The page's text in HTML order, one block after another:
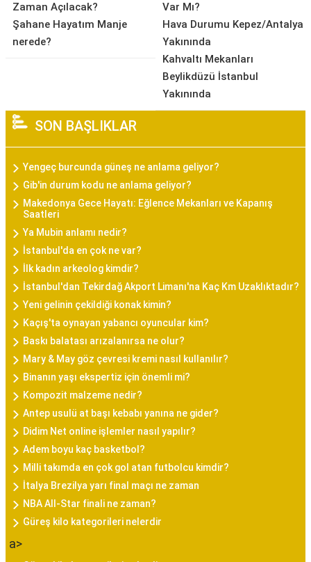
Zaman Açılacak?
Şahane Hayatım Manje
nerede?
Var Mı?
Hava Durumu Kepez/Antalya
Yakınında
Kahvaltı Mekanları
Beylikdüzü İstanbul
Yakınında
SON BAŞLIKLAR
Yengeç burcunda güneş ne anlama geliyor?
Gib'in durum kodu ne anlama geliyor?
Makedonya Gece Hayatı: Eğlence Mekanları ve Kapanış
Saatleri
Ya Mubin anlamı nedir?
İstanbul'da en çok ne var?
İlk kadın arkeolog kimdir?
İstanbul'dan Tekirdağ Akport Limanı'na Kaç Km Uzaklıktadır?
Yeni gelinin çekildiği konak kimin?
Kaçış'ta oynayan yabancı oyuncular kim?
Baskı balatası arızalanırsa ne olur?
Mary & May göz çevresi kremi nasıl kullanılır?
Binanın yaşı ekspertiz için önemli mi?
Kompozit malzeme nedir?
Antep usulü at başı kebabı yanına ne gider?
Didim Net online işlemler nasıl yapılır?
Adem boyu kaç basketbol?
Milli takımda en çok gol atan futbolcu kimdir?
İtalya Brezilya yarı final maçı ne zaman
NBA All-Star finali ne zaman?
Güreş kilo kategorileri nelerdir
a>